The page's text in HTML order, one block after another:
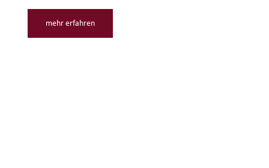
mehr erfahren